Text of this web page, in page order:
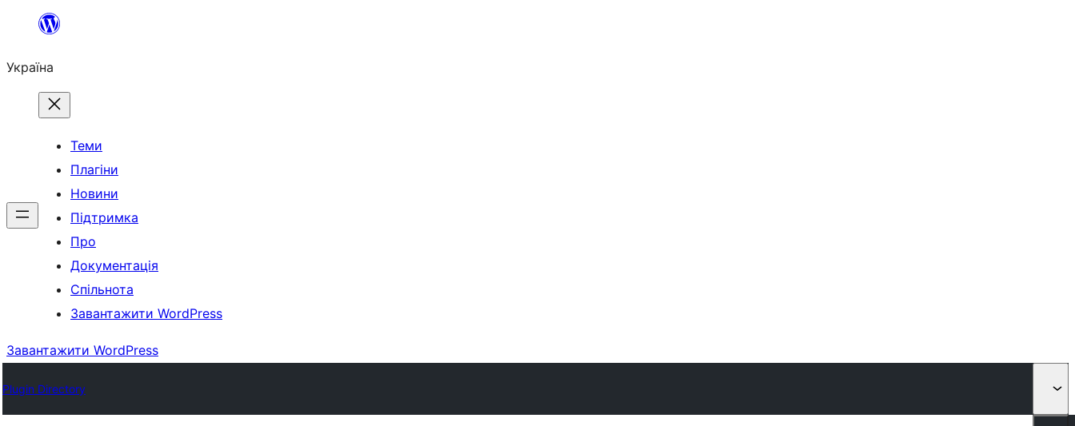
Перейти
вмісту
Україна
Теми
Плагіни
Новини
Підтримка
Про
Документація
Спільнота
Завантажити WordPress
Завантажити WordPress
Plugin Directory